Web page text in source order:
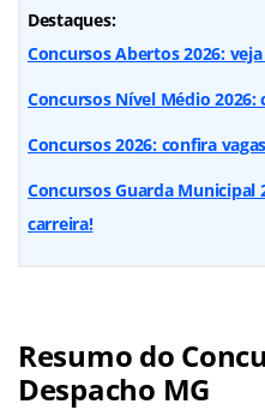
Destaques:
Concursos Abertos 2026:
Concursos Nível Médio
Concursos 2026: confira
Concursos Guarda Municipal
carreira!
Resumo do
Despacho MG